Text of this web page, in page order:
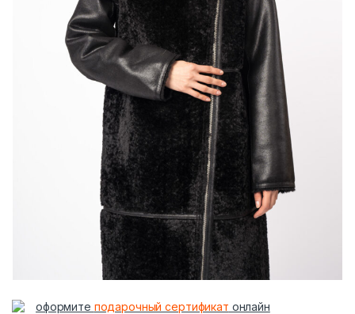
оформите подарочный сертификат онлайн